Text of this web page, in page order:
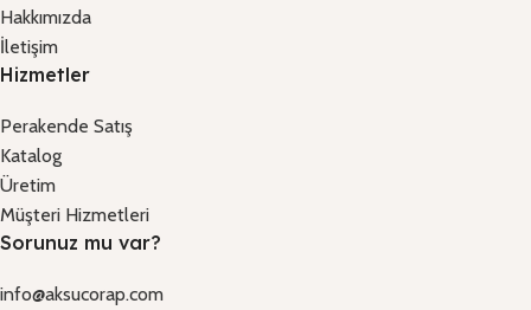
Hakkımızda
İletişim
Hizmetler
Perakende Satış
Katalog
Üretim
Müşteri Hizmetleri
Sorunuz mu var?
info@aksucorap.com